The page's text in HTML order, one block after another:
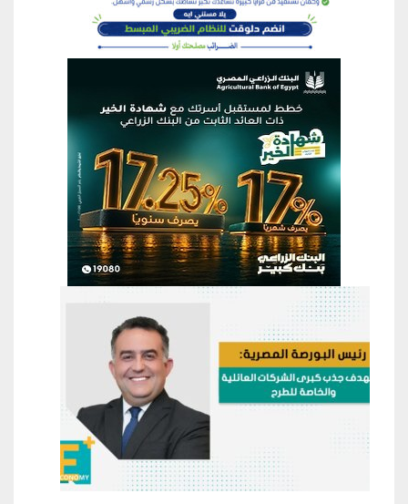
منطقة إعلانية